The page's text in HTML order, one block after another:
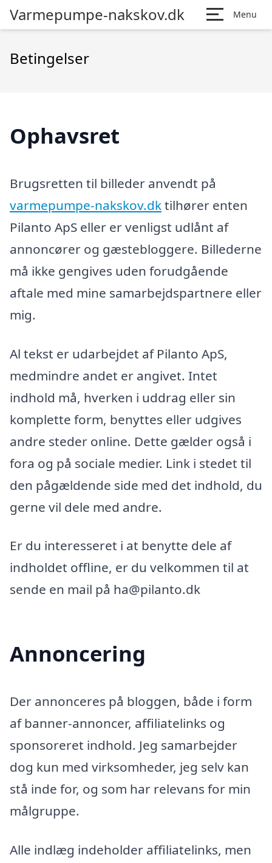
Varmepumpe-nakskov.dk Menu
Betingelser
Ophavsret
Brugsretten til billeder anvendt på
varmepumpe-nakskov.dktilhører enten
Pilanto ApS eller er venligst udlånt af
annoncører og gæstebloggere. Billederne
må ikke gengives uden forudgående
aftale med mine samarbejdspartnere eller
mig.
Al tekst er udarbejdet af Pilanto ApS,
medmindre andet er angivet. Intet
indhold må, hverken i uddrag eller sin
komplette form, benyttes eller udgives
andre steder online. Dette gælder også i
fora og på sociale medier. Link i stedet til
den pågældende side med det indhold, du
gerne vil dele med andre.
Er du interesseret i at benytte dele af
indholdet offline, er du velkommen til at
sende en mail på ha@pilanto.dk
Annoncering
Der annonceres på bloggen, både i form
af banner-annoncer, affiliatelinks og
sponsoreret indhold. Jeg samarbejder
dog kun med virksomheder, jeg selv kan
stå inde for, og som har relevans for min
målgruppe.
Alle indlæg indeholder affiliatelinks, men